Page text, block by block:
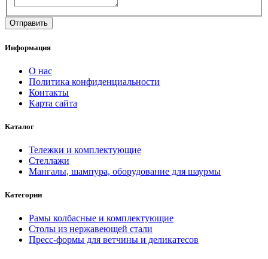
Информация
О нас
Политика конфиденциальности
Контакты
Карта сайта
Каталог
Тележки и комплектующие
Стеллажи
Мангалы, шампура, оборудование для шаурмы
Категории
Рамы колбасные и комплектующие
Столы из нержавеющей стали
Пресс-формы для ветчины и деликатесов